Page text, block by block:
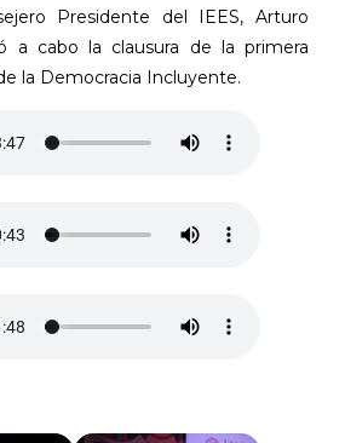
Presidente del IEES, Arturo
a cabo la clausura de la primera
la Democracia Incluyente.